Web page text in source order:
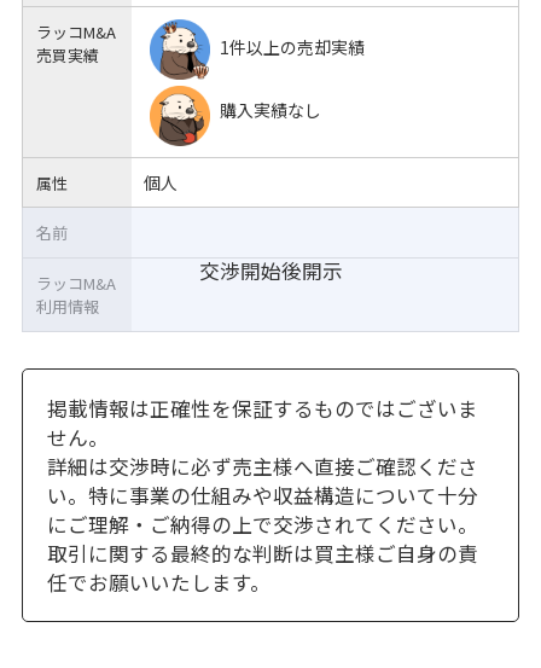
ラッコM&A
売買実績
1件以上の売却実績
購入実績なし
属性 個人
交渉開始後開示
名前
ラッコM&A
利用情報
掲載情報は正確性を保証するものではございま
せん。
詳細は交渉時に必ず売主様へ直接ご確認くださ
い。特に事業の仕組みや収益構造について十分
にご理解・ご納得の上で交渉されてください。
取引に関する最終的な判断は買主様ご自身の責
任でお願いいたします。